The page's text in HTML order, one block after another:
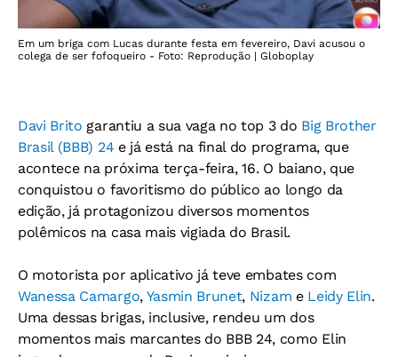
Em um briga com Lucas durante festa em fevereiro, Davi acusou o
colega de ser fofoqueiro - Foto: Reprodução | Globoplay
Davi Brito garantiu a sua vaga no top 3 do Big Brother
Brasil (BBB) 24 e já está na final do programa, que
acontece na próxima terça-feira, 16. O baiano, que
conquistou o favoritismo do público ao longo da
edição, já protagonizou diversos momentos
polêmicos na casa mais vigiada do Brasil.
O motorista por aplicativo já teve embates com
Wanessa Camargo, Yasmin Brunet, Nizam e Leidy Elin.
Uma dessas brigas, inclusive, rendeu um dos
momentos mais marcantes do BBB 24, como Elin